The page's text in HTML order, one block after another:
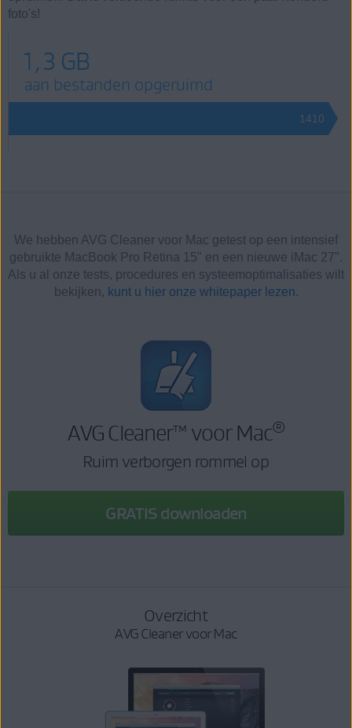
foto's!
1,3 GB
aan bestanden opgeruimd
1410
We hebben AVG Cleaner voor Mac getest op een intensief
gebruikte MacBook Pro Retina 15" en een nieuwe iMac 27".
Als u al onze tests, procedures en systeemoptimalisaties wilt
bekijken, kunt u hier onze whitepaper lezen.
AVG Cleaner™ voor Mac®
Ruim verborgen rommel op
GRATIS downloaden
Overzicht
AVG Cleaner voor Mac